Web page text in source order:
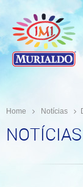
Home Notícias
NOTÍCIAS